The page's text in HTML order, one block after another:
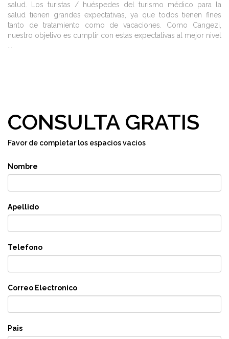
salud. Los turistas / huéspedes del turismo médico para la
salud tienen grandes expectativas, ya que todos tienen fines
tanto de tratamiento como de vacaciones. Como Cangezi,
nuestro objetivo es cumplir con estas expectativas al mejor nivel
...
CONSULTA GRATIS
Favor de completar los espacios vacios
Nombre
Apellido
Telefono
Correo Electronico
Pais